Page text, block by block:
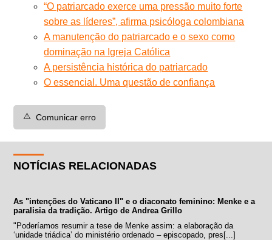
“O patriarcado exerce uma pressão muito forte
sobre as líderes”, afirma psicóloga colombiana
A manutenção do patriarcado e o sexo como
dominação na Igreja Católica
A persistência histórica do patriarcado
O essencial. Uma questão de confiança
⚠️ Comunicar erro
NOTÍCIAS RELACIONADAS
As "intenções do Vaticano II" e o diaconato feminino: Menke e a
paralisia da tradição. Artigo de Andrea Grillo
"Poderíamos resumir a tese de Menke assim: a elaboração da
‘unidade triádica’ do ministério ordenado – episcopado, pres[...]